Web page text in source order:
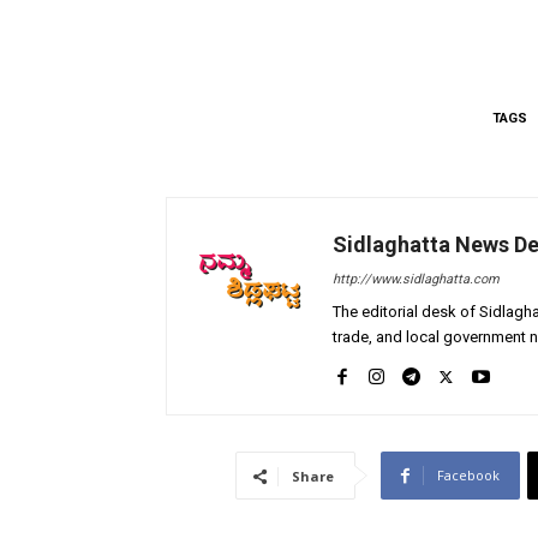
TAGS
Sidlaghatta News
http://www.sidlaghatta.com
The editorial desk of
trade, and local government
Share Facebook